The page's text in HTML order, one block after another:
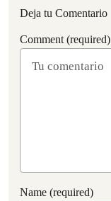
Deja tu Comentario
Comment (required)
Name (required)